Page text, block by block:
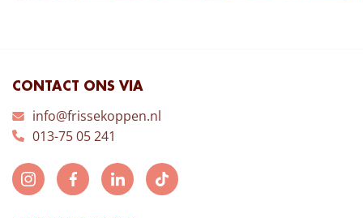
CONTACT ONS VIA
info@frissekoppen.nl
013-75 05 241